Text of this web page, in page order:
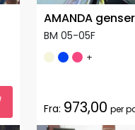
AMANDA genser
BM 05-05F
+
Fra: 973,00 per